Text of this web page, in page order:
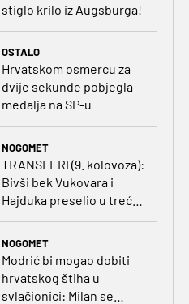
stiglo krilo iz Augsburga!
OSTALO
Hrvatskom osmercu za
dvije sekunde pobjegla
medalja na SP-u
NOGOMET
TRANSFERI (9. kolovoza):
Bivši bek Vukovara i
Hajduka preselio u treću
ligu, đakovački 'sin vjetra'
NOGOMET
Modrić bi mogao dobiti
hrvatskog štiha u
svlačionici: Milan se